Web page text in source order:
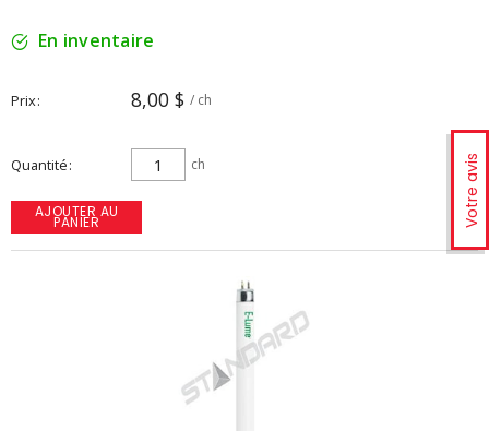
Votre avis
En inventaire
Prix 8,00 $ / ch
Quantité ch
AJOUTER AU
PANIER